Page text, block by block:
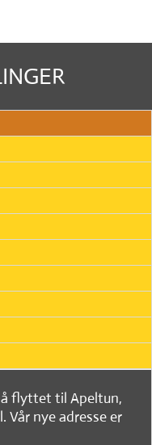
flyttet til Apeltun,
Vår nye adresse er